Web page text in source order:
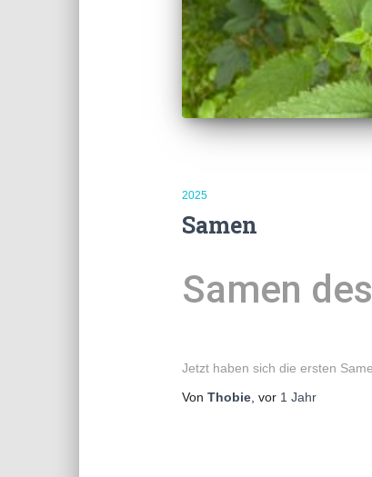
2025
Samen
Samen
Jetzt haben sich die ersten
Von Thobie, vor 1 Jahr